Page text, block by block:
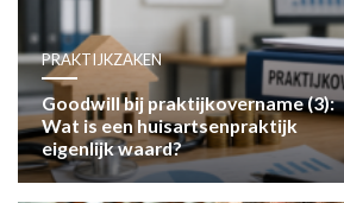
PRAKTIJKZAKEN
Goodwill bij praktijkovername (3):
Wat is een huisartsenpraktijk
eigenlijk waard?